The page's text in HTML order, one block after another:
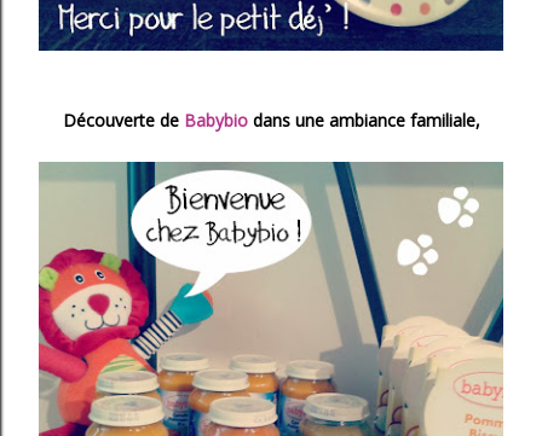
Découverte de Babybiodans une ambiance familiale,